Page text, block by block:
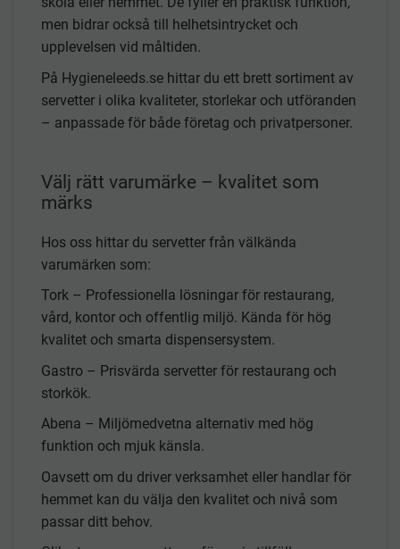
men bidrar också till helhetsintrycket och
upplevelsen vid måltiden.
På Hygieneleeds.se hittar du ett brett sortiment av
servetter i olika kvaliteter, storlekar och utföranden
– anpassade för både företag och privatpersoner.
Välj rätt varumärke – kvalitet som
märks
Hos oss hittar du servetter från välkända
varumärken som:
Tork – Professionella lösningar för restaurang,
vård, kontor och offentlig miljö. Kända för hög
kvalitet och smarta dispensersystem.
Gastro – Prisvärda servetter för restaurang och
storkök.
Abena – Miljömedvetna alternativ med hög
funktion och mjuk känsla.
Oavsett om du driver verksamhet eller handlar för
hemmet kan du välja den kvalitet och nivå som
passar ditt behov.